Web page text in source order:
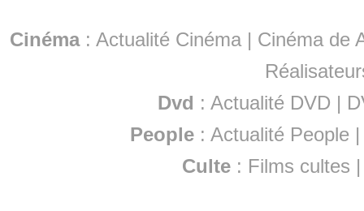
Cinéma: Actualité Cinéma | Cinéma de
Dvd : Actualité DVD |
People :Actualité People
Culte : Films cultes